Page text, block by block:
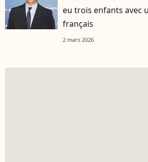
eu trois enfants avec
français
2 mars 2026